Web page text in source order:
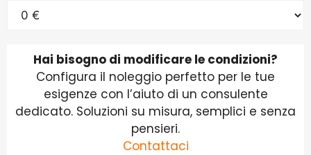
Hai bisogno di modificare le condizioni?
Configura il noleggio perfetto per le tue
esigenze con l’aiuto di un consulente
dedicato. Soluzioni su misura, semplici e senza
pensieri.
Contattaci